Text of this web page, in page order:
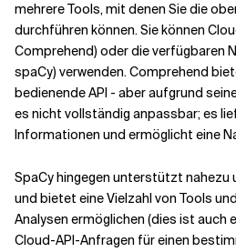
mehrere Tools, mit denen Sie die
durchführen können. Sie können
Comprehend) oder die verfügbaren
spaCy) verwenden. Comprehend
bedienende API - aber aufgrund
es nicht vollständig anpassbar; es
Informationen und ermöglicht eine
SpaCy hingegen unterstützt nahezu
und bietet eine Vielzahl von Tools
Analysen ermöglichen (dies ist auch
Cloud-API-Anfragen für einen